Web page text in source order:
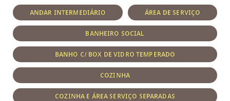
ANDAR INTERMEDIÁRIO ÁREA DE SERVIÇO
BANHEIRO SOCIAL
BANHO C/ BOX DE VIDRO TEMPERADO
COZINHA
COZINHA E ÁREA SERVIÇO SEPARADAS